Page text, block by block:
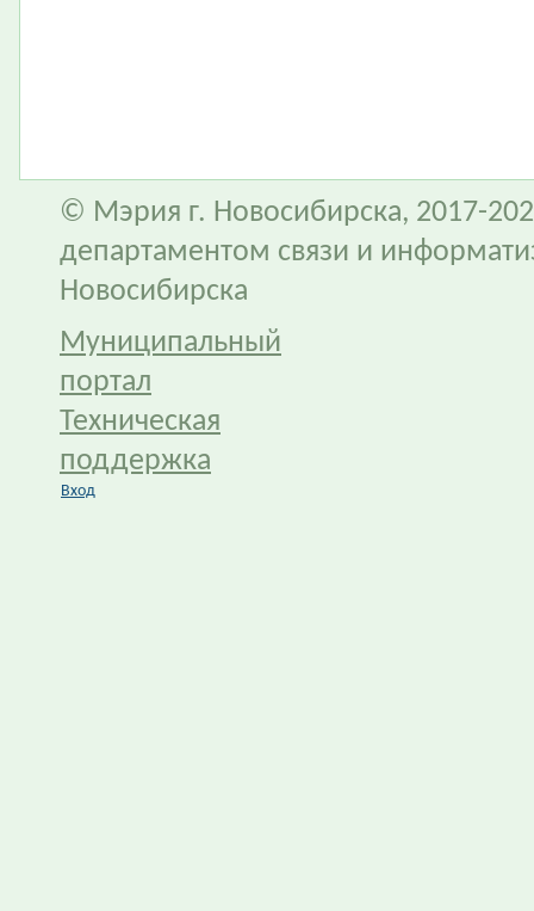
© Мэрия г. Новосибирска, 2017-
департаментом связи и
Новосибирска
Муниципальный
портал
Техническая
поддержка
Вход